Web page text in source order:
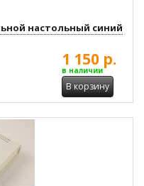
настольный синий
1 150 р.
в наличии
В корзину